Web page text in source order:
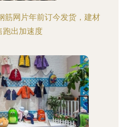
筋网片年前订今发货，建材
跑出加速度